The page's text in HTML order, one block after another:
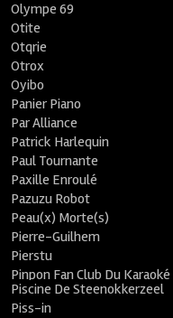
Olympe 69
Otite
Otqrie
Otrox
Oyibo
Panier Piano
Par Alliance
Patrick Harlequin
Paul Tournante
Paxille Enroulé
Pazuzu Robot
Peau(x) Morte(s)
Pierre-Guilhem
Pierstu
Pinpon Fan Club Du
Piscine De Steenokkerzeel
Piss-in